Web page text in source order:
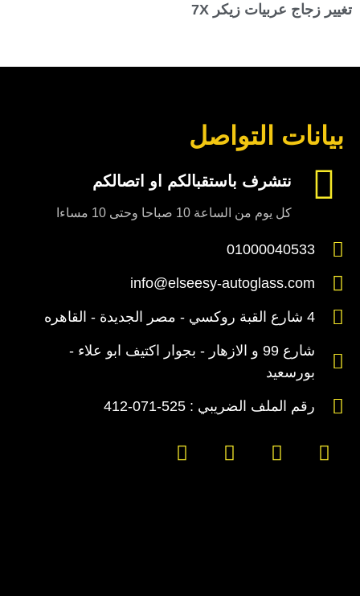
تغيير زجاج عربيات زيكر 7X
بيانات التواصل
نتشرف باستقبالكم او اتصالكم
كل يوم من الساعة 10 صباحا وحتى 10 مساءا
01000040533
info@elseesy-autoglass.com
4 شارع القبة روكسي - مصر الجديدة - القاهره
شارع 99 و الازهار - بجوار اكتيف ابو علاء -
بورسعيد
رقم الملف الضريبي : 525-071-412